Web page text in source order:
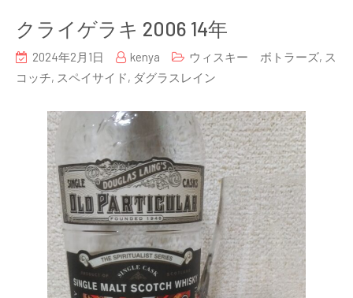
クライゲラキ 2006 14年
2024年2月1日 kenya ウィスキー ボトラーズ, ス
コッチ, スペイサイド, ダグラスレイン